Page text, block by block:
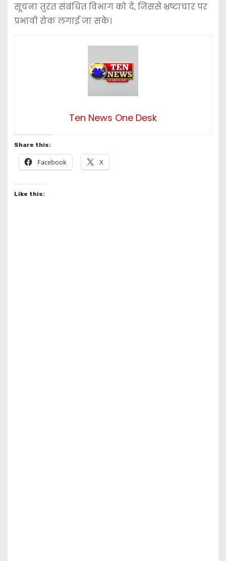
सूचना तुरंत संबंधित विभाग को दें, जिससे भ्रष्टाचार पर
प्रभावी रोक लगाई जा सके।
Ten News One Desk
Share this:
Facebook X
Like this: